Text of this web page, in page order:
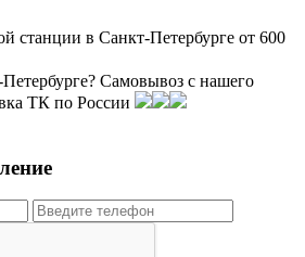
станции в Санкт-Петербурге от 600
Самовывоз с нашего
ТК по России